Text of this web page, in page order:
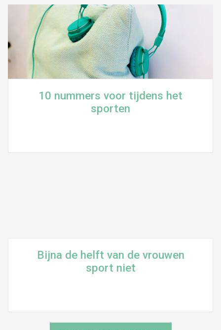
10 nummers voor tijdens het
sporten
Bijna de helft van de vrouwen
sport niet